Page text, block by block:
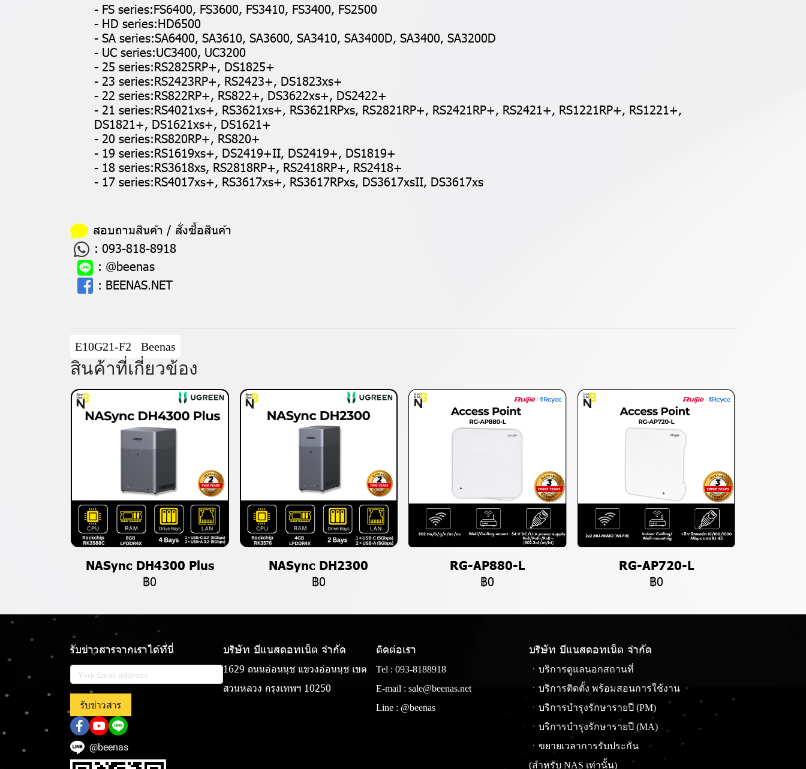
- FS series:FS6400, FS3600, FS3410, FS3400, FS2500
- HD series:HD6500
- SA series:SA6400, SA3610, SA3600, SA3410, SA3400D, SA3400, SA3200D
- UC series:UC3400, UC3200
- 25 series:RS2825RP+, DS1825+
- 23 series:RS2423RP+, RS2423+, DS1823xs+
- 22 series:RS822RP+, RS822+, DS3622xs+, DS2422+
- 21 series:RS4021xs+, RS3621xs+, RS3621RPxs, RS2821RP+, RS2421RP+, RS2421+, RS1221RP+, RS1221+,
DS1821+, DS1621xs+, DS1621+
- 20 series:RS820RP+, RS820+
- 19 series:RS1619xs+, DS2419+II, DS2419+, DS1819+
- 18 series:RS3618xs, RS2818RP+, RS2418RP+, RS2418+
- 17 series:RS4017xs+, RS3617xs+, RS3617RPxs, DS3617xsII, DS3617xs
สอบถามสินค้า / สั่งซื้อสินค้า
: 093-818-8918
: @beenas
: BEENAS.NET
E10G21-F2 Beenas
สินค้าที่เกี่ยวข้อง
NASync DH4300 Plus
฿0
NASync DH2300
฿0
RG-AP880-L
฿0
RG-AP720-L
฿0
รับข่าวสารจากเราได้ที่นี่
รับข่าวสาร
@beenas
บริษัท บีแนสดอทเน็ต จํากัด
1629 ถนนอ่อนนุช แขวงอ่อนนุช เขต
สวนหลวง กรุงเทพฯ 10250
ติดต่อเรา
Tel : 093-8188918
E-mail : sale@beenas.net
Line : @beenas
บริษัท บีแนสดอทเน็ต จํากัด
ㆍบริการดูแลนอกสถานที่
ㆍบริการติดตั้ง พร้อมสอนการใช้งาน
ㆍบริการบำรุงรักษารายปี (PM)
ㆍบริการบำรุงรักษารายปี (MA)
ㆍขยายเวลาการรับประกัน
(สำหรับ NAS เท่านั้น)